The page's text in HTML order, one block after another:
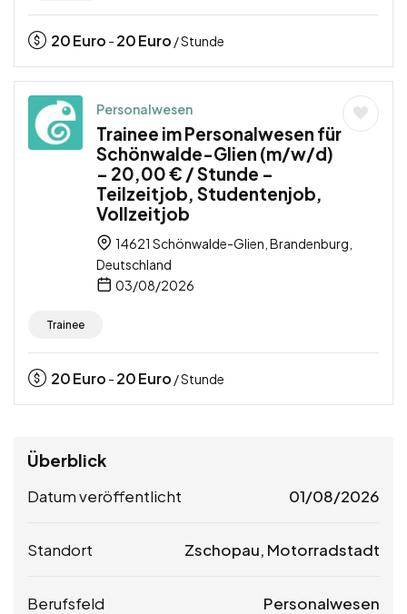
20Euro - 20Euro / Stunde
Personalwesen
Trainee im Personalwesen für
Schönwalde-Glien (m/w/d)
– 20,00 € / Stunde –
Teilzeitjob, Studentenjob,
Vollzeitjob
14621 Schönwalde-Glien, Brandenburg,
Deutschland
03/08/2026
Trainee
20Euro - 20Euro / Stunde
Überblick
Datum veröffentlicht 01/08/2026
Standort Zschopau, Motorradstadt
Berufsfeld Personalwesen